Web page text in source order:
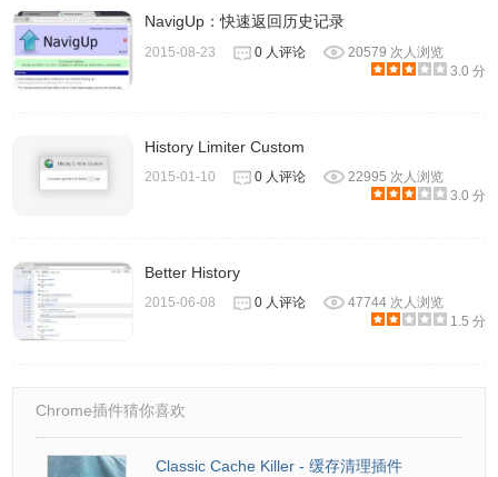
NavigUp：快速返回历史记录
2015-08-23 0 人评论
20579 次人浏览
3.0 分
History Limiter Custom
2015-01-10 0 人评论
22995 次人浏览
3.0 分
Better History
2015-06-08 0 人评论
47744 次人浏览
1.5 分
Chrome插件猜你喜欢
Classic Cache Killer - 缓存清理插件